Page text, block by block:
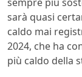
sarà quasi
caldo mai
2024, che ha
più caldo della